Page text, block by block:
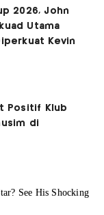
2026, John
Utama
Kevin
Positif Klub
di